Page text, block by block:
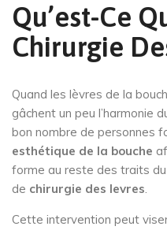
Qu’est-Ce
Chirurgie
Quand les lèvres de la
gâchent un peu l’harmonie
bon nombre de personnes
esthétique de la bouche
forme au reste des traits
de chirurgie des levres.
Cette intervention peut